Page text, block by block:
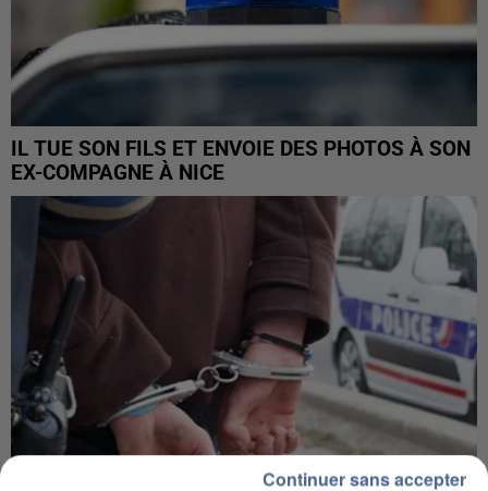
IL TUE SON FILS ET ENVOIE DES PHOTOS À SON
EX-COMPAGNE À NICE
Continuer sans accepter